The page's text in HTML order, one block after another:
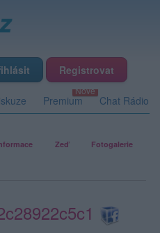
Registrovat
Premium Chat Rádio
Zeď Fotogalerie